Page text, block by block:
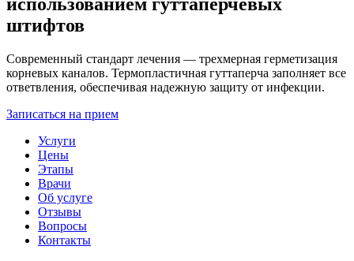
штифтов
Современный стандарт лечения — трехмерная герметизация
корневых каналов. Термопластичная гуттаперча заполняет все
ответвления, обеспечивая надежную защиту от инфекции.
Записаться на прием
Услуги
Цены
Этапы
Врачи
Об услуге
Отзывы
Вопросы
Контакты